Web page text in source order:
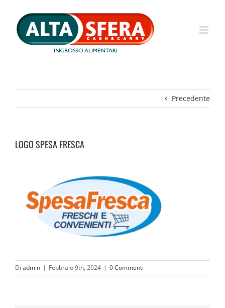
contenuto
Precedente
LOGO SPESA FRESCA
Di admin | Febbraio 9th, 2024 | 0 Commenti